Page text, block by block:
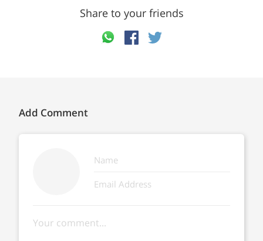
Share to your friends
Add Comment